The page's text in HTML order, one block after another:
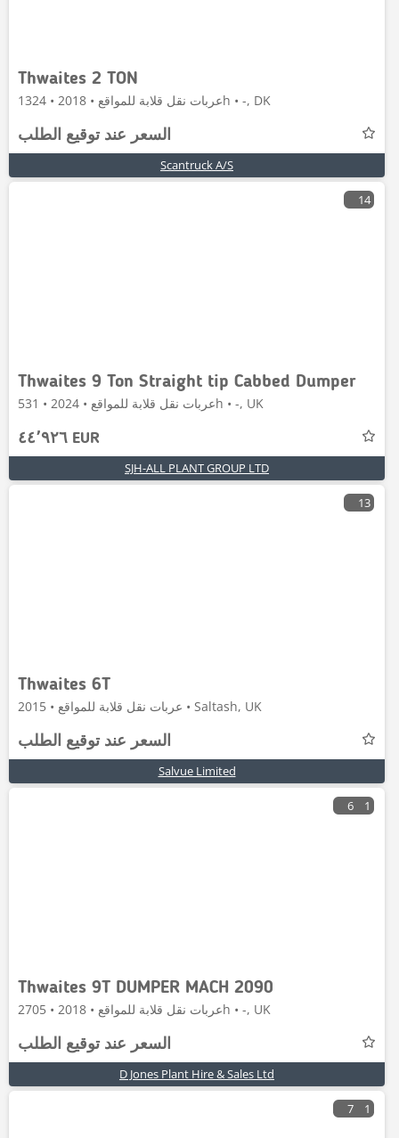
Thwaites 2 TON
عربات نقل قلابة للمواقع • 2018 • 1324h • -, DK
السعر عند توقيع الطلب
Scantruck A/S
14
Thwaites 9 Ton Straight tip Cabbed Dumper
عربات نقل قلابة للمواقع • 2024 • 531h • -, UK
٤٤٬٩٢٦ EUR
SJH-ALL PLANT GROUP LTD
13
Thwaites 6T
عربات نقل قلابة للمواقع • 2015 • Saltash, UK
السعر عند توقيع الطلب
Salvue Limited
6 1
Thwaites 9T DUMPER MACH 2090
عربات نقل قلابة للمواقع • 2018 • 2705h • -, UK
السعر عند توقيع الطلب
D Jones Plant Hire & Sales Ltd
7 1